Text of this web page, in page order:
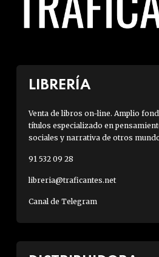
LIBRERÍA
Venta de libros on-line. Amplio
títulos especializado en
sociales y narrativa de otros
91 532 09 28
libreria@traficantes.net
Canal de Telegram